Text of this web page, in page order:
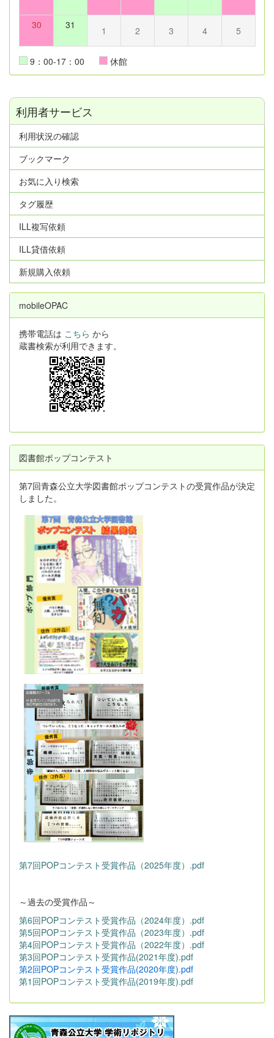
30 31 1 2 3 4 5
9：00-17：00 休館
利用者サービス
利用状況の確認
ブックマーク
お気に入り検索
タグ履歴
ILL複写依頼
ILL貸借依頼
新規購入依頼
mobileOPAC
携帯電話は こちら から
蔵書検索が利用できます。
図書館ポップコンテスト
第7回青森公立大学図書館ポップコンテストの受賞作品が決定
しました。
第7回POPコンテスト受賞作品（2025年度）.pdf
～過去の受賞作品～
第6回POPコンテスト受賞作品（2024年度）.pdf
第5回POPコンテスト受賞作品（2023年度）.pdf
第4回POPコンテスト受賞作品（2022年度）.pdf
第3回POPコンテスト受賞作品(2021年度).pdf
第2回POPコンテスト受賞作品(2020年度).pdf
第1回POPコンテスト受賞作品(2019年度).pdf